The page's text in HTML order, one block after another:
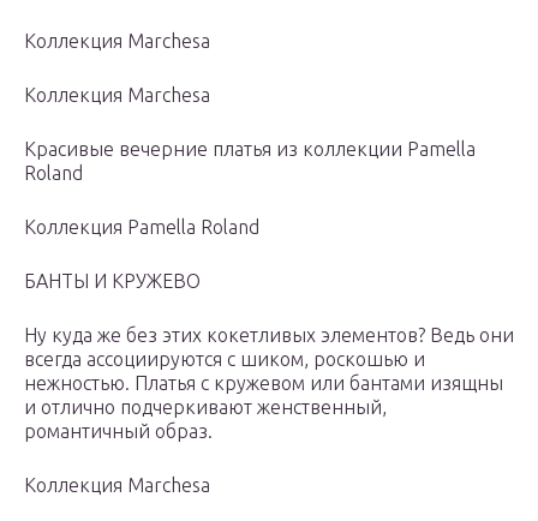
Коллекция Marchesa
Коллекция Marchesa
Красивые вечерние платья из коллекции Pamella
Roland
Коллекция Pamella Roland
БАНТЫ И КРУЖЕВО
Ну куда же без этих кокетливых элементов? Ведь они
всегда ассоциируются с шиком, роскошью и
нежностью. Платья с кружевом или бантами изящны
и отлично подчеркивают женственный,
романтичный образ.
Коллекция Marchesa